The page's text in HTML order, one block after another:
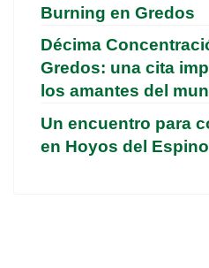
Burning en Gredos
Décima
Gredos: una cita
los amantes del
Un encuentro para
en Hoyos del Espino